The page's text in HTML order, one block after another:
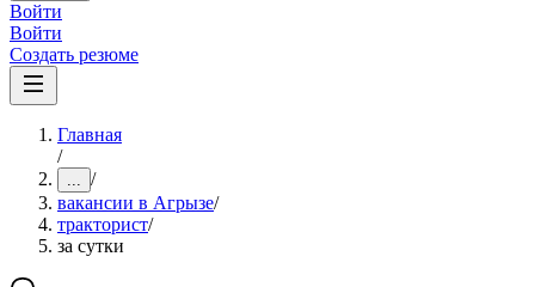
Войти
Войти
Создать резюме
Главная
/
... /
вакансии в Агрызе/
тракторист/
за сутки